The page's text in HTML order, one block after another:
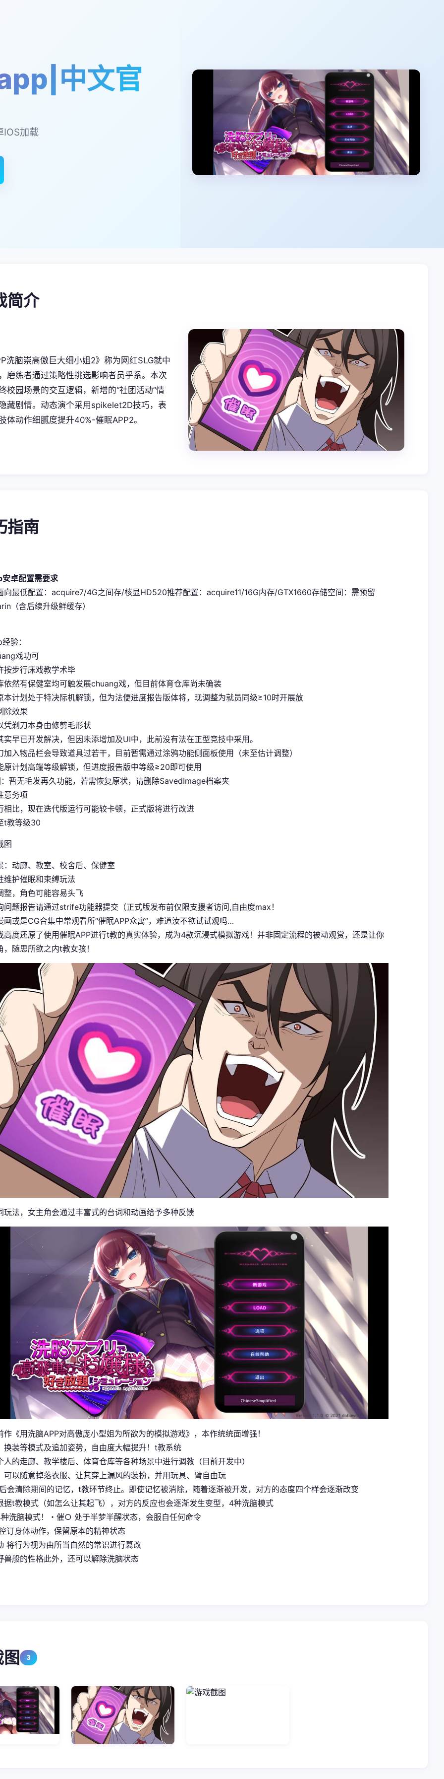
中文官
IOS加载
简介
洗脑崇高傲巨大细小姐2》称为网红SLG就中
磨练者通过策略性挑选影响者员乎系。本次
校园场景的交互逻辑，新增的“社团活动”情
藏剧情。动态演个采用spikelet2D技巧，表
体动作细腻度提升40%-催眠APP2。
指南
卓配置需要求
向最低配置​ ​：acquire7/4G之间存/核显HD520​推荐配置​ ​：acquire11/16G内存/GTX1660​存储空间​ ​：需预留
（含后续升级鲜缓存）
验：
戏功可
按步行床戏教学术毕
依然有保健室均可触发展chuang戏，但目前体育仓库尚未确装
本计划处于特决际机解锁，但为法便进度报告版体将，现调整为就员同级≥10时开展放
除效果
凭剃刀本身由修剪毛形状
实早已开发解决，但因未添增加及UI中，此前没有法在正型竞技中采用。
加入物品栏会导致道具过若干，目前暂需通过涂鸦功能侧面板使用（未至估计调整）
原计划高端等级解锁，但进度报告版中等级≥20即可使用
：暂无毛发再久功能，若需恢复原状，请删除SavedImage档案夹
意务项
相比，现在迭代版运行可能较卡顿，正式版将进行改进
t教等级30
：动廊、教室、校舍后、保健室
维护催眠和束缚玩法
整，角色可能容易头飞
问题报告请通过strife功能器提交（正式版发布前仅限支援者访问,自由度max！
画或是CG合集中常观看所“催眠APP众寓”，难道汝不欲试试观吗…
高度还原了使用催眠APP进行t教的真实体验，成为4款沉浸式模拟游戏！并非固定流程的被动观赏，还是让你
，随思所欲之内t教女孩！
玩法，女主角会通过丰富式的台词和动画给予多种反馈
作《用洗脑APP对高傲庞小型姐为所欲为的模拟游戏》，本作统统面增强！
换装等模式及追加姿势，自由度大幅提升！t教系统
人的走廊、教学楼后、体育仓库等各种场景中进行调教（目前开发中）
可以随意掉落衣服、让其穿上漏风的装扮，并用玩具、臂自由玩
会清除期间的记忆，t教环节终止。即使记忆被消除，随着逐渐被开发，对方的态度四个样会逐渐改变
据t教模式（如怎么让其起飞），对方的反应也会逐渐发生变型，4种洗脑模式
洗脑模式！・催○ 处于半梦半醒状态，会服自任何命令
订身体动作，保留原本的精神状态
将行为视为由所当自然的常识进行篡改
兽般的性格此外，还可以解除洗脑状态
3